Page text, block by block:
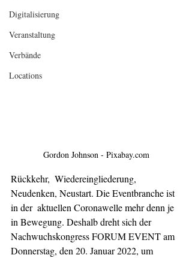
Digitalisierung
Veranstaltung
Verbände
Locations
Gordon Johnson - Pixabay.com
Rückkehr,  Wiedereingliederung,
Neudenken, Neustart. Die Eventbranche ist
in der  aktuellen Coronawelle mehr denn je
in Bewegung. Deshalb dreht sich der
Nachwuchskongress FORUM EVENT am
Donnerstag, den 20. Januar 2022, um